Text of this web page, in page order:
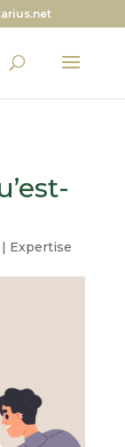
| Expertise